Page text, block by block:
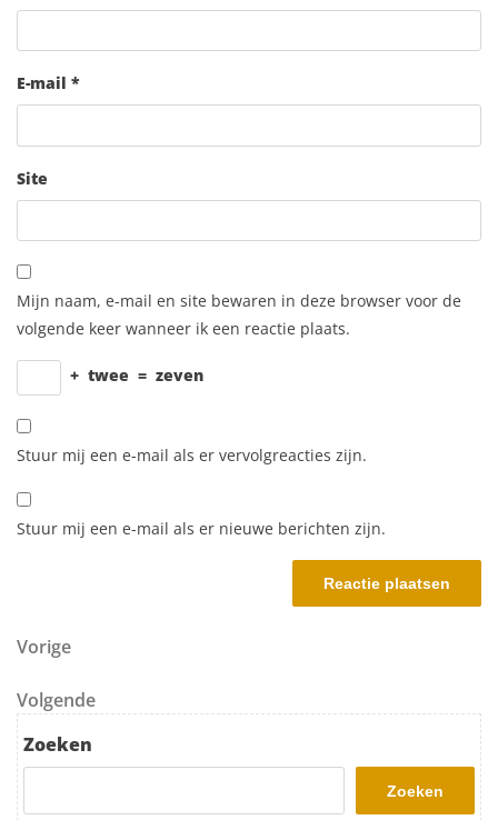
E-mail *
Site
Mijn naam, e-mail en site bewaren in deze browser voor de
volgende keer wanneer ik een reactie plaats.
+ twee = zeven
Stuur mij een e-mail als er vervolgreacties zijn.
Stuur mij een e-mail als er nieuwe berichten zijn.
Berichtnavigatie
Vorig bericht
Vorige
Volgend bericht
Volgende
Zoeken
Zoeken